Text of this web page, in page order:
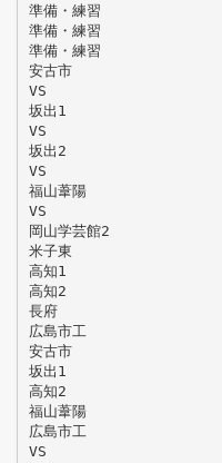
準備・練習
準備・練習
準備・練習
安古市
VS
坂出1
VS
坂出2
VS
福山葦陽
VS
岡山学芸館2
米子東
高知1
高知2
長府
広島市工
安古市
坂出1
高知2
福山葦陽
広島市工
VS